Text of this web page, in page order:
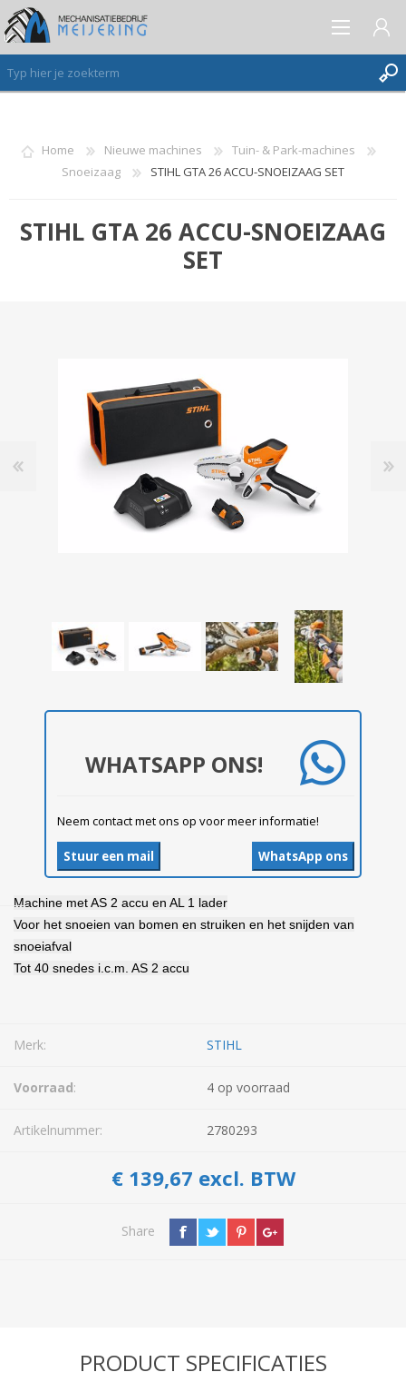
AANMELDEN ALS NIEUWE KLANT
INLOGGEN
Home Nieuwe machines
Tuin- & Park-machines
Snoeizaag
STIHL GTA 26 ACCU-SNOEIZAAG SET
STIHL GTA 26 ACCU-SNOEIZAAG
SET
WHATSAPP ONS!
Neem contact met ons op voor meer informatie!
WhatsApp ons
Stuur een mail
Machine met AS 2 accu en AL 1 lader
Voor het snoeien van bomen en struiken en het snijden van
snoeiafval
Tot 40 snedes i.c.m. AS 2 accu
Merk: STIHL
Voorraad: 4 op voorraad
Artikelnummer: 2780293
€ 139,67 excl. BTW
Share
PRODUCT SPECIFICATIES